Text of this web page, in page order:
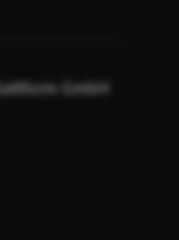
GmbH